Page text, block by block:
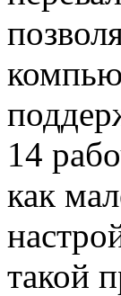
14
как
такой